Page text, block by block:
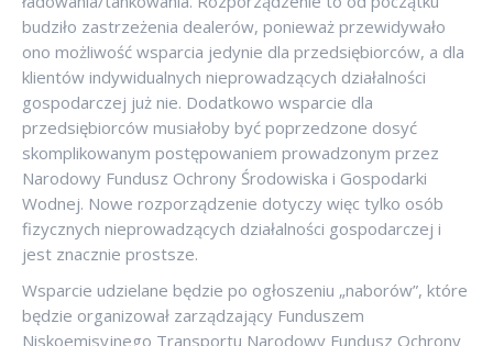
budziło zastrzeżenia dealerów, ponieważ przewidywało
ono możliwość wsparcia jedynie dla przedsiębiorców, a dla
klientów indywidualnych nieprowadzących działalności
gospodarczej już nie. Dodatkowo wsparcie dla
przedsiębiorców musiałoby być poprzedzone dosyć
skomplikowanym postępowaniem prowadzonym przez
Narodowy Fundusz Ochrony Środowiska i Gospodarki
Wodnej. Nowe rozporządzenie dotyczy więc tylko osób
fizycznych nieprowadzących działalności gospodarczej i
jest znacznie prostsze.
Wsparcie udzielane będzie po ogłoszeniu „naborów”, które
będzie organizował zarządzający Funduszem
Niskoemisyjnego Transportu Narodowy Fundusz Ochrony